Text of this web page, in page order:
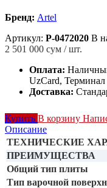
Бренд: Artel
Артикул: P-0472020 В
2 501 000 сум / шт.
Оплата:
UzCard,
Доставка:
Купить В корзину
Описание
ТЕХНИЧЕСКИЕ
ПРЕИМУЩЕСТВА
Общий тип плиты
Тип варочной